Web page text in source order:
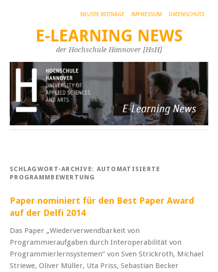
NEUSTE BEITRÄGE IMPRESSUM DATENSCHUTZ
E-LEARNING NEWS
der Hochschule Hannover [HsH]
SCHLAGWORT-ARCHIVE: AUTOMATISIERTE
PROGRAMMBEWERTUNG
Paper nominiert für den Best Paper Award
auf der Delfi 2014
Das Paper „Wiederverwendbarkeit von
Programmieraufgaben durch Interoperabilität von
Programmierlernsystemen“ von Sven Strickroth, Michael
Striewe, Oliver Müller, Uta Priss, Sebastian Becker